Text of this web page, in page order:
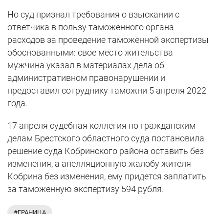
Но суд признал требования о взыскании с
ответчика в пользу таможенного органа
расходов за проведение таможенной экспертизы
обоснованными: свое место жительства
мужчина указал в материалах дела об
административном правонарушении и
предоставил сотруднику таможни 5 апреля 2022
года.
17 апреля судебная коллегия по гражданским
делам Брестского областного суда постановила
решение суда Кобринского района оставить без
изменения, а апелляционную жалобу жителя
Кобрина без изменения, ему придется заплатить
за таможенную экспертизу 594 рубля.
#ГРАНИЦА